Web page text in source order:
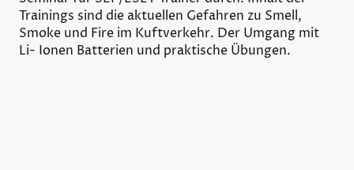
Trainings sind die aktuellen Gefahren zu Smell,
Smoke und Fire im Kuftverkehr. Der Umgang mit
Li- Ionen Batterien und praktische Übungen.